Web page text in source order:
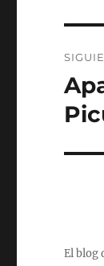
El blog